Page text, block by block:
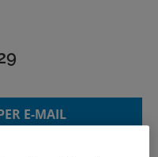
E-MAIL